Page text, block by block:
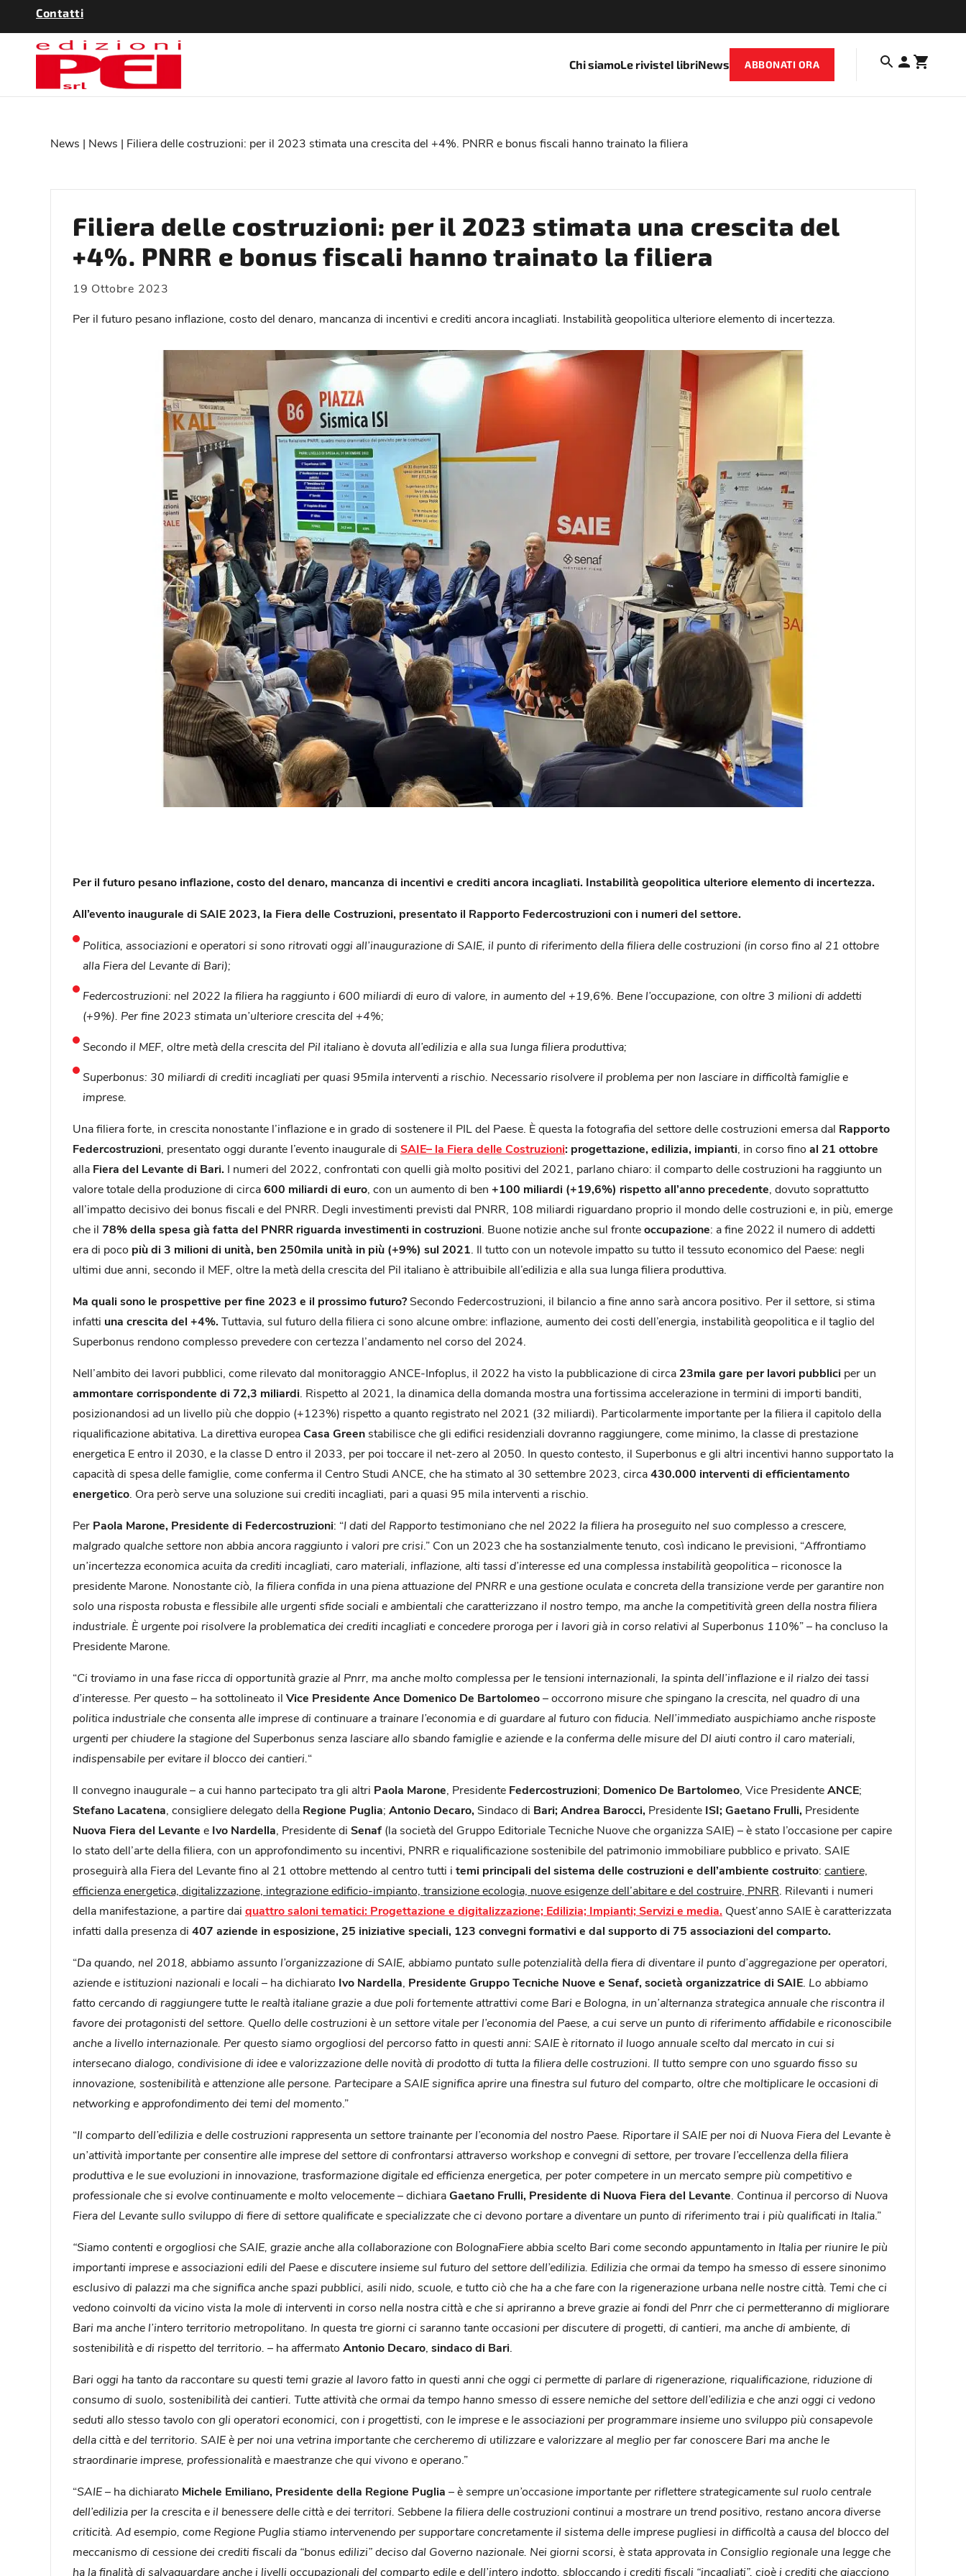
Contatti
Chi siamoLe rivisteI libriNews ABBONATI ORA
News | News | Filiera delle costruzioni: per il 2023 stimata una crescita del +4%. PNRR e bonus fiscali hanno trainato la filiera
Filiera delle costruzioni: per il 2023 stimata una crescita del
+4%. PNRR e bonus fiscali hanno trainato la filiera
19 Ottobre 2023
Per il futuro pesano inflazione, costo del denaro, mancanza di incentivi e crediti ancora incagliati. Instabilità geopolitica ulteriore elemento di incertezza.
Per il futuro pesano inflazione, costo del denaro, mancanza di incentivi e crediti ancora incagliati. Instabilità geopolitica ulteriore elemento di incertezza.
All’evento inaugurale di SAIE 2023, la Fiera delle Costruzioni, presentato il Rapporto Federcostruzioni con i numeri del settore.
Politica, associazioni e operatori si sono ritrovati oggi all’inaugurazione di SAIE, il punto di riferimento della filiera delle costruzioni (in corso fino al 21 ottobre
alla Fiera del Levante di Bari);
Federcostruzioni: nel 2022 la filiera ha raggiunto i 600 miliardi di euro di valore, in aumento del +19,6%. Bene l’occupazione, con oltre 3 milioni di addetti
(+9%). Per fine 2023 stimata un’ulteriore crescita del +4%;
Secondo il MEF, oltre metà della crescita del Pil italiano è dovuta all’edilizia e alla sua lunga filiera produttiva;
Superbonus: 30 miliardi di crediti incagliati per quasi 95mila interventi a rischio. Necessario risolvere il problema per non lasciare in difficoltà famiglie e
imprese.
Una filiera forte, in crescita nonostante l’inflazione e in grado di sostenere il PIL del Paese. È questa la fotografia del settore delle costruzioni emersa dal Rapporto
Federcostruzioni , presentato oggi durante l’evento inaugurale di SAIE– la Fiera delle Costruzioni: progettazione, edilizia, impianti , in corso fino al 21 ottobre
alla Fiera del Levante di Bari. I numeri del 2022, confrontati con quelli già molto positivi del 2021, parlano chiaro: il comparto delle costruzioni ha raggiunto un
valore totale della produzione di circa600 miliardi di euro , con un aumento di ben +100 miliardi (+19,6%) rispetto all’anno precedente , dovuto soprattutto
all’impatto decisivo dei bonus fiscali e del PNRR. Degli investimenti previsti dal PNRR, 108 miliardi riguardano proprio il mondo delle costruzioni e, in più, emerge
che il 78% della spesa già fatta del PNRR riguarda investimenti in costruzioni . Buone notizie anche sul fronteoccupazione: a fine 2022 il numero di addetti
era di poco più di 3 milioni di unità, ben 250mila unità in più (+9%) sul 2021 . Il tutto con un notevole impatto su tutto il tessuto economico del Paese: negli
ultimi due anni, secondo il MEF, oltre la metà della crescita del Pil italiano è attribuibile all’edilizia e alla sua lunga filiera produttiva.
Ma quali sono le prospettive per fine 2023 e il prossimo futuro? Secondo Federcostruzioni, il bilancio a fine anno sarà ancora positivo. Per il settore, si stima
infatti una crescita del +4%.Tuttavia, sul futuro della filiera ci sono alcune ombre: inflazione, aumento dei costi dell’energia, instabilità geopolitica e il taglio del
Superbonus rendono complesso prevedere con certezza l’andamento nel corso del 2024.
Nell’ambito dei lavori pubblici, come rilevato dal monitoraggio ANCE-Infoplus, il 2022 ha visto la pubblicazione di circa 23mila gare per lavori pubblici per un
ammontare corrispondente di 72,3 miliardi . Rispetto al 2021, la dinamica della domanda mostra una fortissima accelerazione in termini di importi banditi,
posizionandosi ad un livello più che doppio (+123%) rispetto a quanto registrato nel 2021 (32 miliardi). Particolarmente importante per la filiera il capitolo della
riqualificazione abitativa. La direttiva europeaCasa Green stabilisce che gli edifici residenziali dovranno raggiungere, come minimo, la classe di prestazione
energetica E entro il 2030, e la classe D entro il 2033, per poi toccare il net-zero al 2050. In questo contesto, il Superbonus e gli altri incentivi hanno supportato la
capacità di spesa delle famiglie, come conferma il Centro Studi ANCE, che ha stimato al 30 settembre 2023, circa430.000 interventi di efficientamento
energetico . Ora però serve una soluzione sui crediti incagliati, pari a quasi 95 mila interventi a rischio.
Per Paola Marone, Presidente di Federcostruzioni: “I dati del Rapporto testimoniano che nel 2022 la filiera ha proseguito nel suo complesso a crescere,
malgrado qualche settore non abbia ancora raggiunto i valori pre crisi.” Con un 2023 che ha sostanzialmente tenuto, così indicano le previsioni, “Affrontiamo
un’incertezza economica acuita da crediti incagliati, caro materiali, inflazione, alti tassi d’interesse ed una complessa instabilità geopolitica– riconosce la
presidente Marone. Nonostante ciò, la filiera confida in una piena attuazione del PNRR e una gestione oculata e concreta della transizione verde per garantire non
solo una risposta robusta e flessibile alle urgenti sfide sociali e ambientali che caratterizzano il nostro tempo, ma anche la competitività green della nostra filiera
industriale È urgente poi risolvere la problematica dei crediti incagliati e concedere proroga per i lavori già in corso relativi al Superbonus 110%” – ha concluso la
Presidente Marone.
“Ci troviamo in una fase ricca di opportunità grazie al Pnrr, ma anche molto complessa per le tensioni internazionali, la spinta dell’inflazione e il rialzo dei tassi
d’interesse. Per questo– ha sottolineato il Vice Presidente Ance Domenico De Bartolomeo–occorrono misure che spingano la crescita, nel quadro di una
politica industriale che consenta alle imprese di continuare a trainare l’economia e di guardare al futuro con fiducia. Nell’immediato auspichiamo anche risposte
urgenti per chiudere la stagione del Superbonus senza lasciare allo sbando famiglie e aziende e la conferma delle misure del Dl aiuti contro il caro materiali,
indispensabile per evitare il blocco dei cantieri. “
Il convegno inaugurale – a cui hanno partecipato tra gli altri Paola Marone , Presidente Federcostruzioni; Domenico De Bartolomeo , Vice PresidenteANCE;
Stefano Lacatena , consigliere delegato della Regione Puglia; Antonio Decaro, Sindaco di Bari; Andrea Barocci, Presidente ISI; Gaetano Frulli, Presidente
Nuova Fiera del Levante e Ivo Nardella , Presidente di Senaf (la società del Gruppo Editoriale Tecniche Nuove che organizza SAIE) – è stato l’occasione per capire
lo stato dell’arte della filiera, con un approfondimento su incentivi, PNRR e riqualificazione sostenibile del patrimonio immobiliare pubblico e privato. SAIE
proseguirà alla Fiera del Levante fino al 21 ottobre mettendo al centro tutti i temi principali del sistema delle costruzioni e dell’ambiente costruito: cantiere,
efficienza energetica, digitalizzazione, integrazione edificio-impianto, transizione ecologia, nuove esigenze dell’abitare e del costruire, PNRR . Rilevanti i numeri
della manifestazione, a partire dai quattro saloni tematici: Progettazione e digitalizzazione; Edilizia; Impianti; Servizi e media. Quest’anno SAIE è caratterizzata
infatti dalla presenza di 407 aziende in esposizione, 25 iniziative speciali, 123 convegni formativi e dal supporto di 75 associazioni del comparto.
“Da quando, nel 2018, abbiamo assunto l’organizzazione di SAIE, abbiamo puntato sulle potenzialità della fiera di diventare il punto d’aggregazione per operatori,
aziende e istituzioni nazionali e locali– ha dichiarato Ivo Nardella Presidente Gruppo Tecniche Nuove e Senaf, società organizzatrice di SAIE Lo abbiamo
fatto cercando di raggiungere tutte le realtà italiane grazie a due poli fortemente attrattivi come Bari e Bologna, in un’alternanza strategica annuale che riscontra il
favore dei protagonisti del settore. Quello delle costruzioni è un settore vitale per l’economia del Paese, a cui serve un punto di riferimento affidabile e riconoscibile
anche a livello internazionale. Per questo siamo orgogliosi del percorso fatto in questi anni: SAIE è ritornato il luogo annuale scelto dal mercato in cui si
intersecano dialogo, condivisione di idee e valorizzazione delle novità di prodotto di tutta la filiera delle costruzioni. Il tutto sempre con uno sguardo fisso su
innovazione, sostenibilità e attenzione alle persone. Partecipare a SAIE significa aprire una finestra sul futuro del comparto, oltre che moltiplicare le occasioni di
networking e approfondimento dei temi del momento.”
“Il comparto dell’edilizia e delle costruzioni rappresenta un settore trainante per l’economia del nostro Paese. Riportare il SAIE per noi di Nuova Fiera del Levante è
un’attività importante per consentire alle imprese del settore di confrontarsi attraverso workshop e convegni di settore, per trovare l’eccellenza della filiera
produttiva e le sue evoluzioni in innovazione, trasformazione digitale ed efficienza energetica, per poter competere in un mercato sempre più competitivo e
professionale che si evolve continuamente e molto velocemente– dichiaraGaetano Frulli, Presidente di Nuova Fiera del Levante Continua il percorso di Nuova
Fiera del Levante sullo sviluppo di fiere di settore qualificate e specializzate che ci devono portare a diventare un punto di riferimento trai i più qualificati in Italia.”
“Siamo contenti e orgogliosi che SAIE, grazie anche alla collaborazione con BolognaFiere abbia scelto Bari come secondo appuntamento in Italia per riunire le più
importanti imprese e associazioni edili del Paese e discutere insieme sul futuro del settore dell’edilizia. Edilizia che ormai da tempo ha smesso di essere sinonimo
esclusivo di palazzi ma che significa anche spazi pubblici, asili nido, scuole, e tutto ciò che ha a che fare con la rigenerazione urbana nelle nostre città. Temi che ci
vedono coinvolti da vicino vista la mole di interventi in corso nella nostra città e che si apriranno a breve grazie ai fondi del Pnrr che ci permetteranno di migliorare
Bari ma anche l’intero territorio metropolitano. In questa tre giorni ci saranno tante occasioni per discutere di progetti, di cantieri, ma anche di ambiente, di
sostenibilità e di rispetto del territorio. – ha affermato Antonio Decaro sindaco di Bari
Bari oggi ha tanto da raccontare su questi temi grazie al lavoro fatto in questi anni che oggi ci permette di parlare di rigenerazione, riqualificazione, riduzione di
consumo di suolo, sostenibilità dei cantieri. Tutte attività che ormai da tempo hanno smesso di essere nemiche del settore dell’edilizia e che anzi oggi ci vedono
seduti allo stesso tavolo con gli operatori economici, con i progettisti, con le imprese e le associazioni per programmare insieme uno sviluppo più consapevole
della città e del territorio. SAIE è per noi una vetrina importante che cercheremo di utilizzare e valorizzare al meglio per far conoscere Bari ma anche le
straordinarie imprese, professionalità e maestranze che qui vivono e operano.”
“SAIE– ha dichiarato Michele Emiliano, Presidente della Regione Puglia – è sempre un’occasione importante per riflettere strategicamente sul ruolo centrale
dell’edilizia per la crescita e il benessere delle città e dei territori. Sebbene la filiera delle costruzioni continui a mostrare un trend positivo, restano ancora diverse
criticità. Ad esempio, come Regione Puglia stiamo intervenendo per supportare concretamente il sistema delle imprese pugliesi in difficoltà a causa del blocco del
meccanismo di cessione dei crediti fiscali da “bonus edilizi” deciso dal Governo nazionale. Nei giorni scorsi, è stata approvata in Consiglio regionale una legge che
ha la finalità di salvaguardare anche i livelli occupazionali del comparto edile e dell’intero indotto, sbloccando i crediti fiscali “incagliati”, cioè i crediti che giacciono